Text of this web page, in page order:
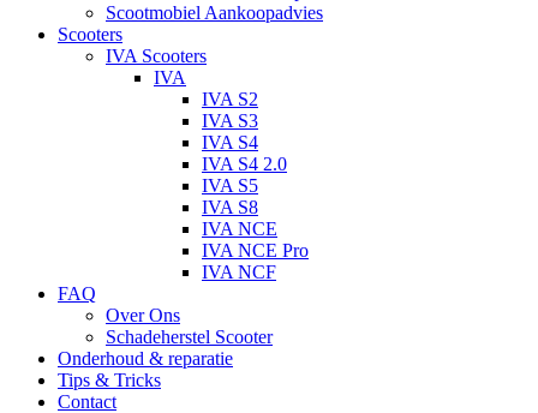
Scootmobiel Aankoopadvies
Scooters
IVA Scooters
IVA
IVA S2
IVA S3
IVA S4
IVA S4 2.0
IVA S5
IVA S8
IVA NCE
IVA NCE Pro
IVA NCF
FAQ
Over Ons
Schadeherstel Scooter
Onderhoud & reparatie
Tips & Tricks
Contact